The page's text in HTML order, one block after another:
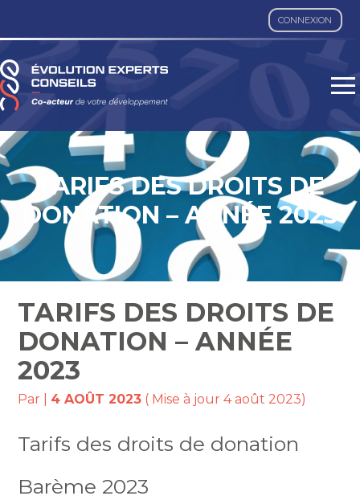
CONNEXION
Aller
au
contenu
TARIFS DES DROITS DE
DONATION – ANNÉE 2023
TARIFS DES DROITS DE
DONATION – ANNÉE
2023
Par 4 AOÛT 2023 ( Mise à jour 4 août 2023)
Tarifs des droits de donation
Barème 2023